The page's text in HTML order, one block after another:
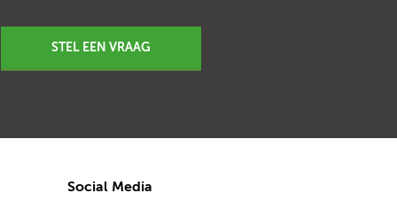
STEL EEN VRAAG
Social Media